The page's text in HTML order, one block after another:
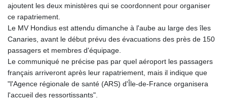
ajoutent les deux ministères qui se coordonnent pour organiser
ce rapatriement.
Le MV Hondius est attendu dimanche à l'aube au large des îles
Canaries, avant le début prévu des évacuations des près de 150
passagers et membres d'équipage.
Le communiqué ne précise pas par quel aéroport les passagers
français arriveront après leur rapatriement, mais il indique que
"l'Agence régionale de santé (ARS) d'Île-de-France organisera
l'accueil des ressortissants".